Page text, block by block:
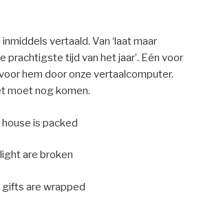
vertaald. Van ‘laat maar
prachtigste tijd van het jaar’. Eén voor
hem door onze vertaalcomputer.
moet nog komen.
house is packed
are broken
gifts are wrapped